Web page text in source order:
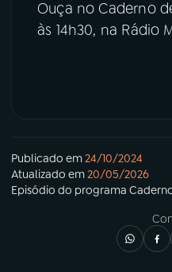
Ouça no Caderno
às 14h30, na Rádio
Publicado em24/10/2024
Atualizado em20/05/2026
Episódio do programa